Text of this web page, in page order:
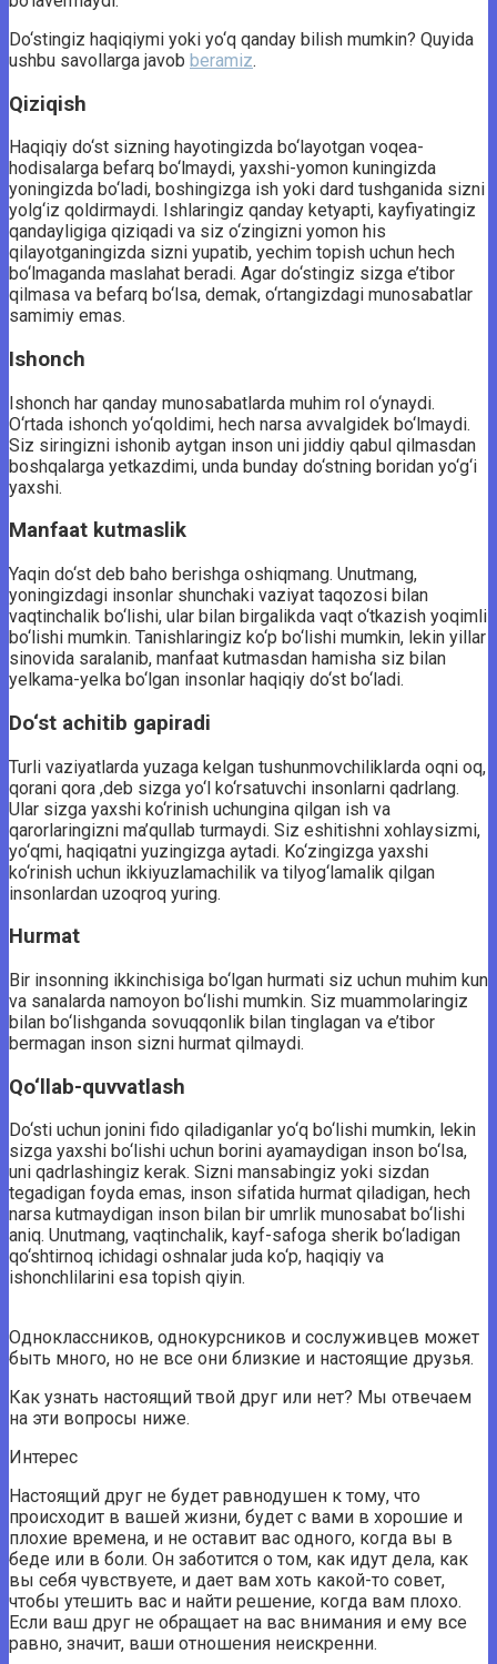
Do‘stingiz haqiqiymi yoki yo‘q qanday bilish mumkin? Quyida
ushbu savollarga javob beramiz.
Qiziqish
Haqiqiy do‘st sizning hayotingizda bo‘layotgan voqea-
hodisalarga befarq bo‘lmaydi, yaxshi-yomon kuningizda
yoningizda bo‘ladi, boshingizga ish yoki dard tushganida sizni
yolg‘iz qoldirmaydi. Ishlaringiz qanday ketyapti, kayfiyatingiz
qandayligiga qiziqadi va siz o‘zingizni yomon his
qilayotganingizda sizni yupatib, yechim topish uchun hech
bo‘lmaganda maslahat beradi. Agar do‘stingiz sizga e’tibor
qilmasa va befarq bo‘lsa, demak, o‘rtangizdagi munosabatlar
samimiy emas.
Ishonch
Ishonch har qanday munosabatlarda muhim rol o‘ynaydi.
O‘rtada ishonch yo‘qoldimi, hech narsa avvalgidek bo‘lmaydi.
Siz siringizni ishonib aytgan inson uni jiddiy qabul qilmasdan
boshqalarga yetkazdimi, unda bunday do‘stning boridan yo‘g‘i
yaxshi.
Manfaat kutmaslik
Yaqin do‘st deb baho berishga oshiqmang. Unutmang,
yoningizdagi insonlar shunchaki vaziyat taqozosi bilan
vaqtinchalik bo‘lishi, ular bilan birgalikda vaqt o‘tkazish yoqimli
bo‘lishi mumkin. Tanishlaringiz ko‘p bo‘lishi mumkin, lekin yillar
sinovida saralanib, manfaat kutmasdan hamisha siz bilan
yelkama-yelka bo‘lgan insonlar haqiqiy do‘st bo‘ladi.
Do‘st achitib gapiradi
Turli vaziyatlarda yuzaga kelgan tushunmovchiliklarda oqni oq,
qorani qora ,deb sizga yo‘l ko‘rsatuvchi insonlarni qadrlang.
Ular sizga yaxshi ko‘rinish uchungina qilgan ish va
qarorlaringizni ma’qullab turmaydi. Siz eshitishni xohlaysizmi,
yo‘qmi, haqiqatni yuzingizga aytadi. Ko‘zingizga yaxshi
ko‘rinish uchun ikkiyuzlamachilik va tilyog‘lamalik qilgan
insonlardan uzoqroq yuring.
Hurmat
Bir insonning ikkinchisiga bo‘lgan hurmati siz uchun muhim kun
va sanalarda namoyon bo‘lishi mumkin. Siz muammolaringiz
bilan bo‘lishganda sovuqqonlik bilan tinglagan va e’tibor
bermagan inson sizni hurmat qilmaydi.
Qo‘llab-quvvatlash
Do‘sti uchun jonini fido qiladiganlar yo‘q bo‘lishi mumkin, lekin
sizga yaxshi bo‘lishi uchun borini ayamaydigan inson bo‘lsa,
uni qadrlashingiz kerak. Sizni mansabingiz yoki sizdan
tegadigan foyda emas, inson sifatida hurmat qiladigan, hech
narsa kutmaydigan inson bilan bir umrlik munosabat bo‘lishi
aniq. Unutmang, vaqtinchalik, kayf-safoga sherik bo‘ladigan
qo‘shtirnoq ichidagi oshnalar juda ko‘p, haqiqiy va
ishonchlilarini esa topish qiyin.
Одноклассников, однокурсников и сослуживцев может
быть много, но не все они близкие и настоящие друзья.
Как узнать настоящий твой друг или нет? Мы отвечаем
на эти вопросы ниже.
Интерес
Настоящий друг не будет равнодушен к тому, что
происходит в вашей жизни, будет с вами в хорошие и
плохие времена, и не оставит вас одного, когда вы в
беде или в боли. Он заботится о том, как идут дела, как
вы себя чувствуете, и дает вам хоть какой-то совет,
чтобы утешить вас и найти решение, когда вам плохо.
Если ваш друг не обращает на вас внимания и ему все
равно, значит, ваши отношения неискренни.